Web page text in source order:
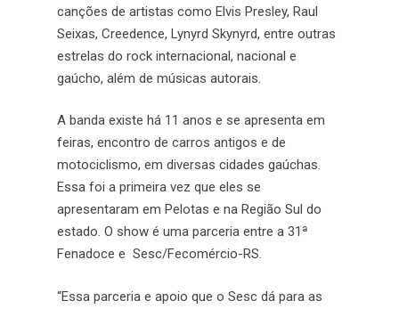
canções de artistas como Elvis Presley, Raul
Seixas, Creedence, Lynyrd Skynyrd, entre outras
estrelas do rock internacional, nacional e
gaúcho, além de músicas autorais.
A banda existe há 11 anos e se apresenta em
feiras, encontro de carros antigos e de
motociclismo, em diversas cidades gaúchas.
Essa foi a primeira vez que eles se
apresentaram em Pelotas e na Região Sul do
estado. O show é uma parceria entre a 31ª
Fenadoce e Sesc/Fecomércio-RS.
“Essa parceria e apoio que o Sesc dá para as